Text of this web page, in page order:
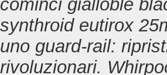
cominci gialloblè
synthroid eutirox
uno guard-rail:
rivoluzionari.